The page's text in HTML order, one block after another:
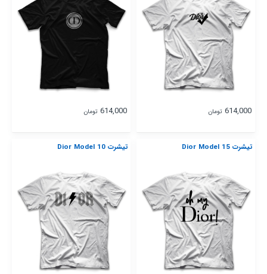
614,000 تومان 614,000 تومان
تیشرت Dior Model 15 تیشرت Dior Model 10